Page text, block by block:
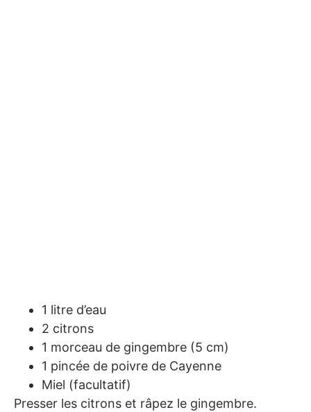
1 litre d’eau
2 citrons
1 morceau de gingembre (5 cm)
1 pincée de poivre de Cayenne
Miel (facultatif)
Presser les citrons et râpez le gingembre.